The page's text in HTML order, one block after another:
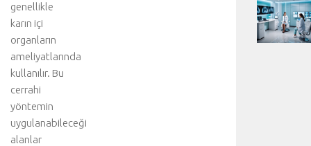
genellikle
karın içi
organların
ameliyatlarında
kullanılır. Bu
cerrahi
yöntemin
uygulanabileceği
alanlar